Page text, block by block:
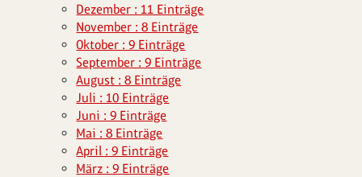
Dezember : 11 Einträge
November : 8 Einträge
Oktober : 9 Einträge
September : 9 Einträge
August : 8 Einträge
Juli : 10 Einträge
Juni : 9 Einträge
Mai : 8 Einträge
April : 9 Einträge
März : 9 Einträge